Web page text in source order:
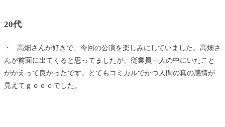
20代
・ 高畑さんが好きで、今回の公演を楽しみにしていました。高畑さ
んが前面に出てくると思ってましたが、従業員一人の中にいたこと
がかえって良かったです。とてもコミカルでかつ人間の真の感情が
見えてｇｏｏｄでした。